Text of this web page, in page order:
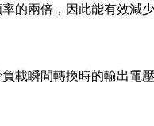
的兩倍，因此能有效減
載瞬間轉換時的輸出電